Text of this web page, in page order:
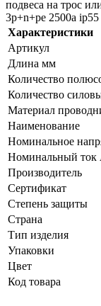
подвеса на трос
3p+n+pe 2500а
Характеристики
Артикул
Длина мм
Количество
Количество
Материал
Наименование
Номинальное
Номинальный ток
Производитель
Сертификат
Степень защиты
Страна
Тип изделия
Упаковки
Цвет
Код товара